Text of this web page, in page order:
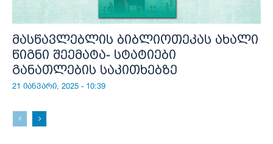
მასწავლებლის ბიბლიოთეკას ახალი
წიგნი შეემატა- სტატიები
განათლების საკითხებზე
21 იანვარი, 2025 - 10:39